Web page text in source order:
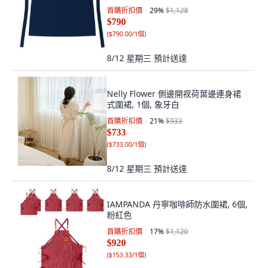
首購折扣價 29%$1,128
$790
($790.00/1個)
8/12 星期三 預計送達
Nelly Flower 側邊開衩荷葉邊連身裙
式圍裙, 1個, 象牙白
首購折扣價 21%$933
$733
($733.00/1個)
8/12 星期三 預計送達
IAMPANDA 丹寧咖啡師防水圍裙, 6個,
粉紅色
首購折扣價 17%$1,120
$920
($153.33/1個)